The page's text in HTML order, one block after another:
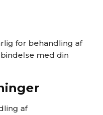
for behandling af
med din
af